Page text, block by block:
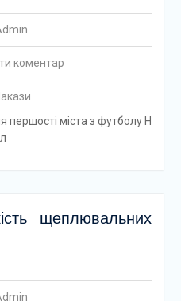
коментар
міста з футболу Н
щеплювальних